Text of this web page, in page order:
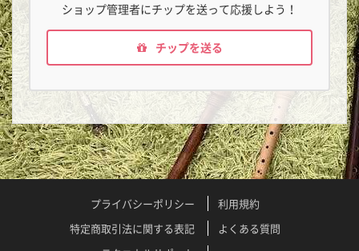
ショップ管理者にチップを送って応援しよう！
チップを送る
プライバシーポリシー
利用規約
特定商取引法に関する表記
よくある質問